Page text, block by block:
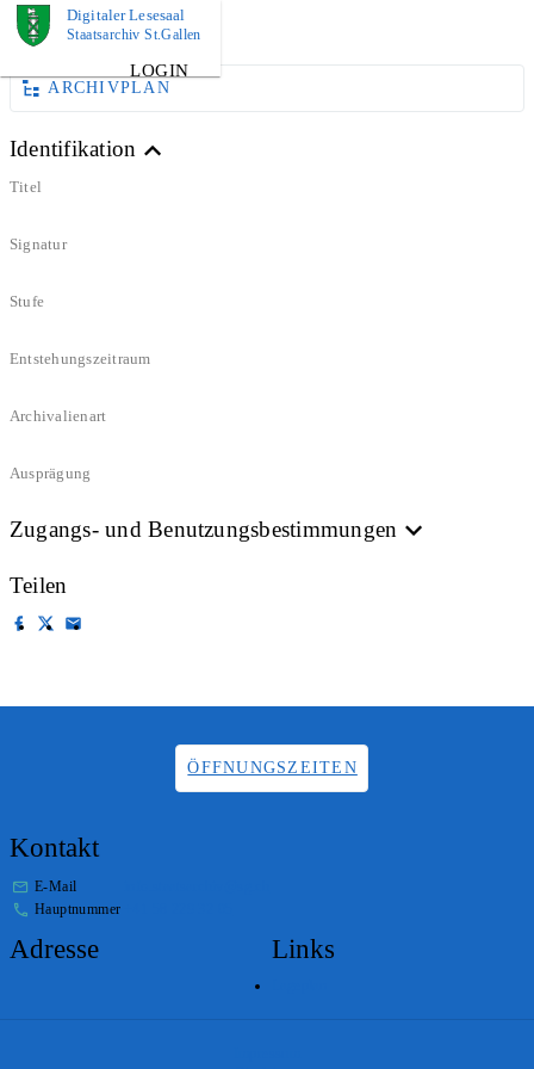
Digitaler Lesesaal
Staatsarchiv St.Gallen
LOGIN
DOKUMENT
ARCHIVPLAN
Identifikation
Titel
Signatur
Stufe
Entstehungszeitraum
Archivalienart
Ausprägung
Zugangs- und Benutzungsbestimmungen
Teilen
ÖFFNUNGSZEITEN
Kontakt
E-Mail
Hauptnummer
Adresse Links